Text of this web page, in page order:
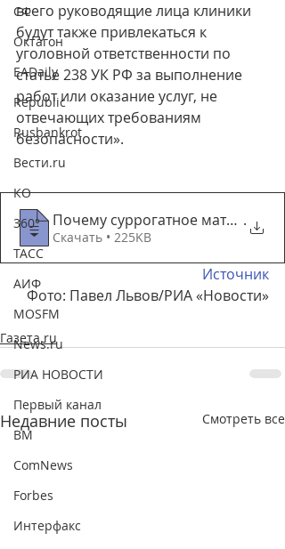
СФ
Октагон
EADaily
Republic
Rusbankrot
Вести.ru
КО
360°
ТАСС
АИФ
MOSFM
News.ru
РИА НОВОСТИ
Первый канал
ВМ
ComNews
Forbes
Интерфакс
всего руководящие лица клиники
будут также привлекаться к
уголовной ответственности по
статье 238 УК РФ за выполнение
работ или оказание услуг, не
отвечающих требованиям
безопасности».
Почему суррогатное .
Скачать • 225KB
Источник
Фото: Павел Львов/РИА «Новости»
Газета.ru
Недавние посты Смотреть все